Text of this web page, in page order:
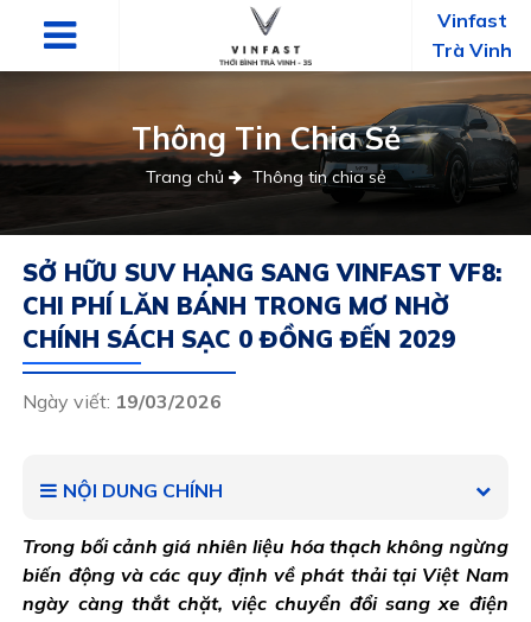
Vinfast
Trà Vinh
Thông Tin Chia Sẻ
Trang chủ Thông tin chia sẻ
SỞ HỮU SUV HẠNG SANG VINFAST VF8:
CHI PHÍ LĂN BÁNH TRONG MƠ NHỜ
CHÍNH SÁCH SẠC 0 ĐỒNG ĐẾN 2029
Ngày viết: 19/03/2026
NỘI DUNG CHÍNH
Trong bối cảnh giá nhiên liệu hóa thạch không ngừng
biến động và các quy định về phát thải tại Việt Nam
ngày càng thắt chặt, việc chuyển đổi sang xe điện